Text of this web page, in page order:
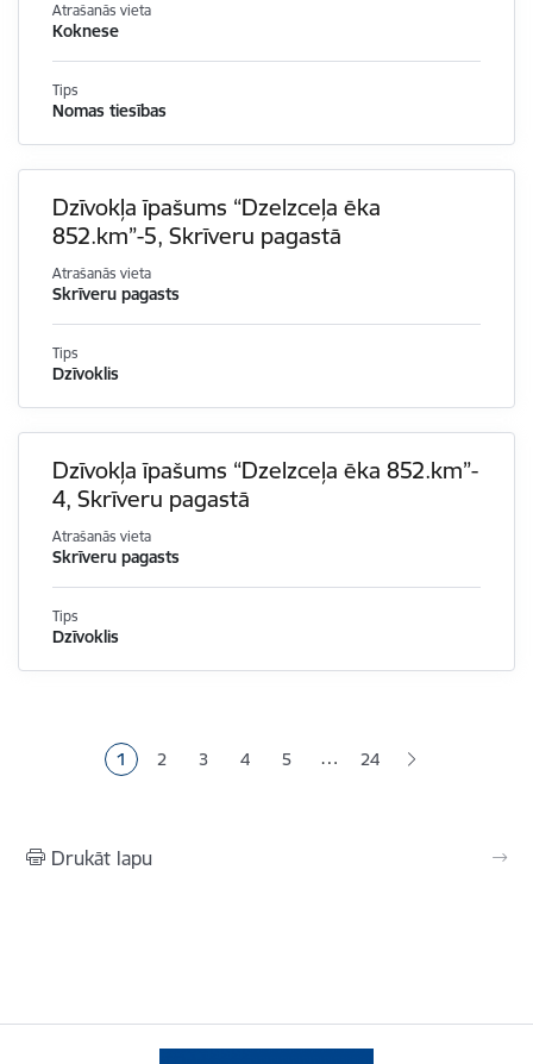
Atrašanās vieta
Koknese
Tips
Nomas tiesības
Dzīvokļa īpašums “Dzelzceļa ēka
852.km”-5, Skrīveru pagastā
Atrašanās vieta
Skrīveru pagasts
Tips
Dzīvoklis
Dzīvokļa īpašums “Dzelzceļa ēka 852.km”-
4, Skrīveru pagastā
Atrašanās vieta
Skrīveru pagasts
Tips
Dzīvoklis
Pašreizējā lapa
1 Lapa
2 Lapa
3 Lapa
4 Lapa
5 … 24
Drukāt lapu